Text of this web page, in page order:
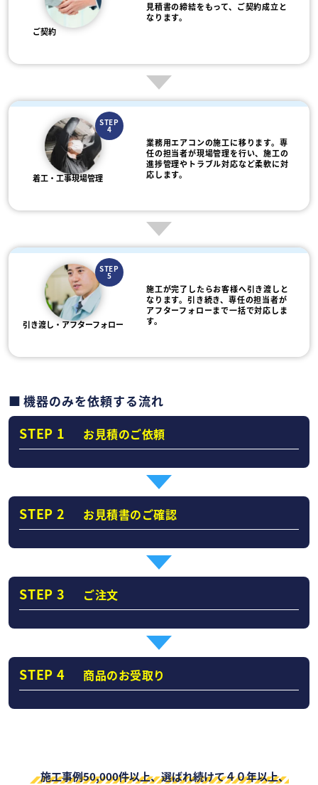
ご契約
見積書の締結をもって、ご契約成立と
なります。
STEP
4
着工・工事現場管理
業務用エアコンの施工に移ります。専
任の担当者が現場管理を行い、施工の
進捗管理やトラブル対応など柔軟に対
応します。
STEP
5
引き渡し・アフターフォロー
施工が完了したらお客様へ引き渡しと
なります。引き続き、専任の担当者が
アフターフォローまで一括で対応しま
す。
機器のみを依頼する流れ
STEP 1 お見積のご依頼
STEP 2 お見積書のご確認
STEP 3 ご注文
STEP 4 商品のお受取り
施工事例50,000件以上、選ばれ続けて４０年以上、